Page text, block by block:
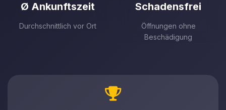
Ø Ankunftszeit
Durchschnittlich vor Ort
Schadensfrei
Öffnungen ohne
Beschädigung